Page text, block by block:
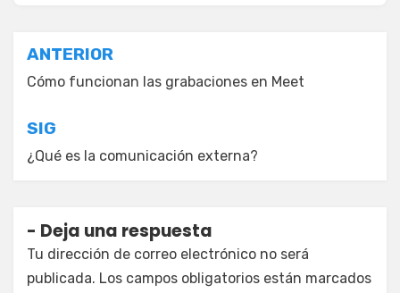
Navegación
de
ANTERIOR
Cómo funcionan las grabaciones en Meet
SIG
¿Qué es la comunicación externa?
Deja una respuesta
Tu dirección de correo electrónico no será
publicada. Los campos obligatorios están marcados